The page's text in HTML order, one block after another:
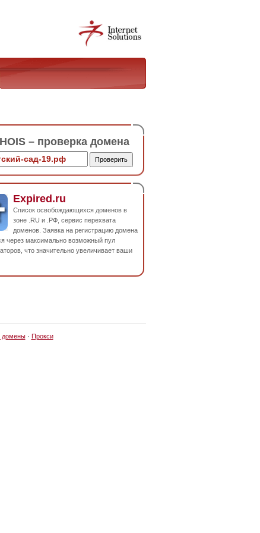
– проверка домена
Expired.ru
Список освобождающихся доменов в
зоне .RU и .РФ, сервис перехвата
доменов. Заявка на регистрацию домена
через максимально возможный пул
что значительно увеличивает ваши
домены· Прокси